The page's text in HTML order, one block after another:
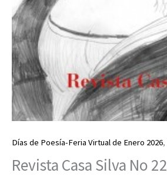
Días de Poesía-Feria Virtual de Enero 2026,
Revista Casa Silva No 22